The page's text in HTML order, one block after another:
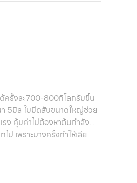
ด้ครั้งละ700-800กิโลกรัมขึ้น
5มิล ใบมีดสับขนาดใหญ่ช่วย
ง คุ้มค่าไม่ต้องหาต้นกำลัง
ป เพราะบางครั้งทำให้เสีย
จากไทประดิษฐ์เหมาะกับ